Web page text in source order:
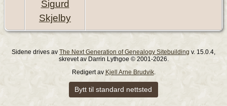
Sidene drives av The Next Generation of Genealogy Sitebuilding v. 15.0.4,
skrevet av Darrin Lythgoe © 2001-2026.
Redigert av Kjell Arne Brudvik.
Bytt til standard nettsted